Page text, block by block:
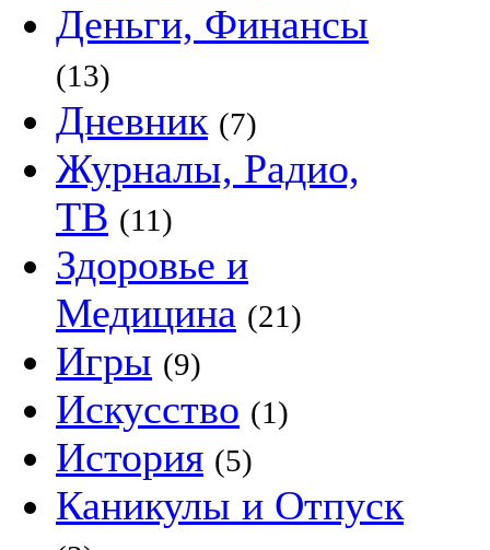
Деньги, Финансы
(13)
Дневник (7)
Журналы, Радио,
ТВ (11)
Здоровье и
Медицина (21)
Игры (9)
Искусство (1)
История (5)
Каникулы и Отпуск